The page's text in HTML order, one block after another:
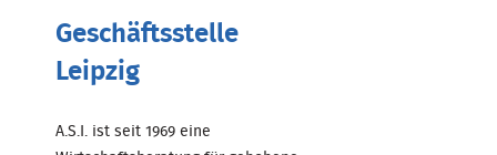
Geschäftsstelle
Leipzig
A.S.I. ist seit 1969 eine